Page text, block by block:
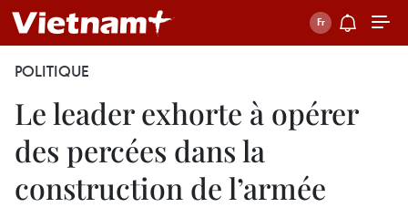
POLITIQUE
Le leader exhorte à opérer
des percées dans la
construction de l’armée